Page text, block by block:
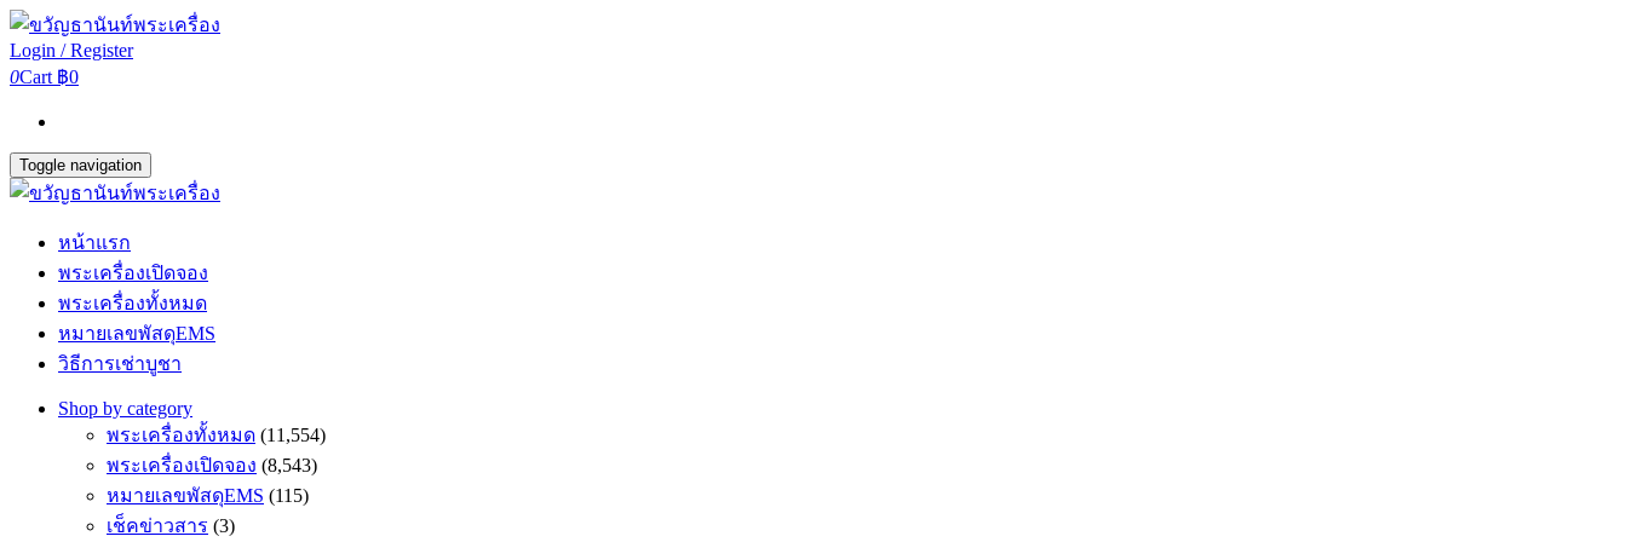
Login / Register
0Cart ฿0
Toggle navigation
หน้าแรก
พระเครื่องเปิดจอง
พระเครื่องทั้งหมด
หมายเลขพัสดุEMS
วิธีการเช่าบูชา
Shop by category
พระเครื่องทั้งหมด (11,554)
พระเครื่องเปิดจอง (8,543)
หมายเลขพัสดุEMS (115)
เช็คข่าวสาร (3)